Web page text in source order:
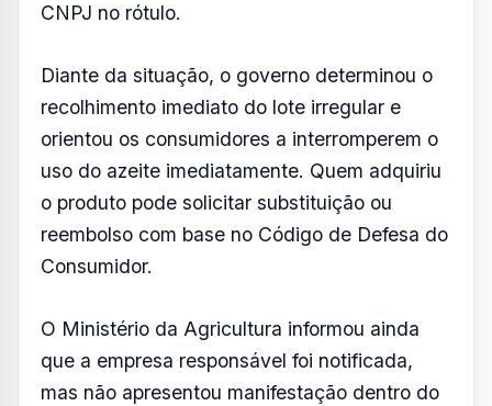
CNPJ no rótulo.
Diante da situação, o governo determinou o
recolhimento imediato do lote irregular e
orientou os consumidores a interromperem o
uso do azeite imediatamente. Quem adquiriu
o produto pode solicitar substituição ou
reembolso com base no Código de Defesa do
Consumidor.
O Ministério da Agricultura informou ainda
que a empresa responsável foi notificada,
mas não apresentou manifestação dentro do